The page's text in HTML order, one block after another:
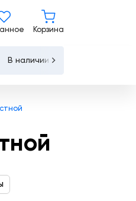
Сравнение
Корзина
В наличии
Купить